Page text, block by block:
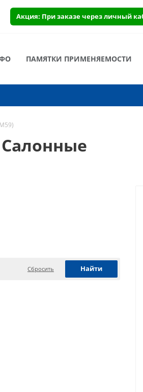
Акция: При заказе через личный
ПАМЯТКИ ПРИМЕНЯЕМОСТИ
Сбросить